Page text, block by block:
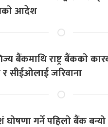
आदेश
बैंकमाथि राष्ट्र बैंकको
र सीईओलाई जरिवाना
घोषणा गर्ने पहिलो बैंक